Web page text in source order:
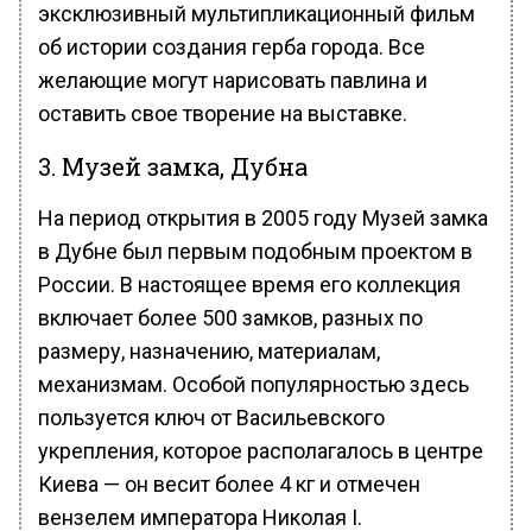
эксклюзивный мультипликационный фильм
об истории создания герба города. Все
желающие могут нарисовать павлина и
оставить свое творение на выставке.
3. Музей замка, Дубна
На период открытия в 2005 году Музей замка
в Дубне был первым подобным проектом в
России. В настоящее время его коллекция
включает более 500 замков, разных по
размеру, назначению, материалам,
механизмам. Особой популярностью здесь
пользуется ключ от Васильевского
укрепления, которое располагалось в центре
Киева — он весит более 4 кг и отмечен
вензелем императора Николая I.